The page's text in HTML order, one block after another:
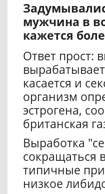
мужчина в
кажется
Ответ прост:
касается и
организм
эстрогена,
британская
Выработка
сокращаться
типичные
низкое